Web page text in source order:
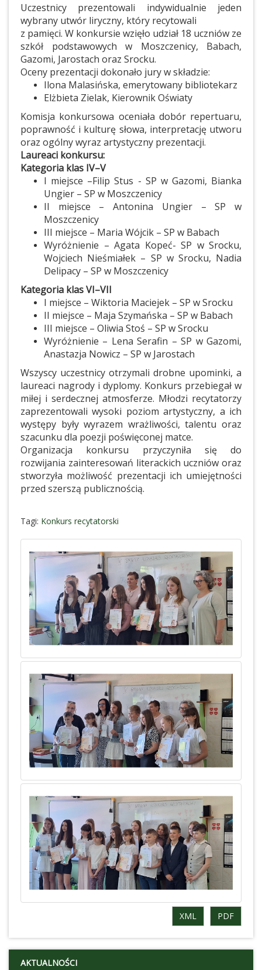
Uczestnicy prezentowali indywidualnie jeden
wybrany utwór liryczny, który recytowali
z pamięci. W konkursie wzięło udział 18 uczniów ze
szkół podstawowych w Moszczenicy, Babach,
Gazomi, Jarostach oraz Srocku.
Oceny prezentacji dokonało jury w składzie:
Ilona Malasińska, emerytowany bibliotekarz
Elżbieta Zielak, Kierownik Oświaty
Komisja konkursowa oceniała dobór repertuaru,
poprawność i kulturę słowa, interpretację utworu
oraz ogólny wyraz artystyczny prezentacji.
Laureaci konkursu:
Kategoria klas IV–V
I miejsce –Filip Stus - SP w Gazomi, Bianka
Ungier – SP w Moszczenicy
II miejsce – Antonina Ungier – SP w
Moszczenicy
III miejsce – Maria Wójcik – SP w Babach
Wyróżnienie – Agata Kopeć- SP w Srocku,
Wojciech Nieśmiałek – SP w Srocku, Nadia
Delipacy – SP w Moszczenicy
Kategoria klas VI–VII
I miejsce – Wiktoria Maciejek – SP w Srocku
II miejsce – Maja Szymańska – SP w Babach
III miejsce – Oliwia Stoś – SP w Srocku
Wyróżnienie – Lena Serafin – SP w Gazomi,
Anastazja Nowicz – SP w Jarostach
Wszyscy uczestnicy otrzymali drobne upominki, a
laureaci nagrody i dyplomy. Konkurs przebiegał w
miłej i serdecznej atmosferze. Młodzi recytatorzy
zaprezentowali wysoki poziom artystyczny, a ich
występy były wyrazem wrażliwości, talentu oraz
szacunku dla poezji poświęconej matce.
Organizacja konkursu przyczyniła się do
rozwijania zainteresowań literackich uczniów oraz
stworzyła możliwość prezentacji ich umiejętności
przed szerszą publicznością.
Tagi: Konkurs recytatorski
PDF
XML
AKTUALNOŚCI